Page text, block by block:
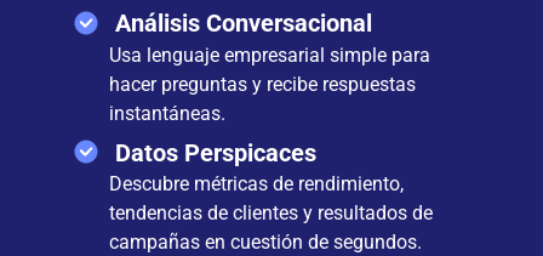
Análisis Conversacional
Usa lenguaje empresarial simple para
hacer preguntas y recibe respuestas
instantáneas.
Datos Perspicaces
Descubre métricas de rendimiento,
tendencias de clientes y resultados de
campañas en cuestión de segundos.